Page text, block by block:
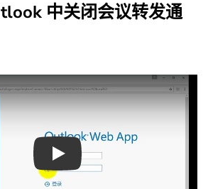
中关闭会议转发通
Play